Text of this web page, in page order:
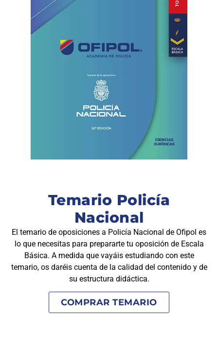
Temario Policía
Nacional
El temario de oposiciones a Policía Nacional de Ofipol es
lo que necesitas para prepararte tu oposición de Escala
Básica. A medida que vayáis estudiando con este
temario, os daréis cuenta de la calidad del contenido y de
su estructura didáctica.
COMPRAR TEMARIO